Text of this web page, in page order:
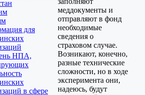
для
НПА,
в сфере
меддокументы и
отправляют в фонд
необходимые
сведения о
страховом случае.
Возникают, конечно,
разные технические
сложности, но в ходе
эксперимента они,
надеюсь, будут